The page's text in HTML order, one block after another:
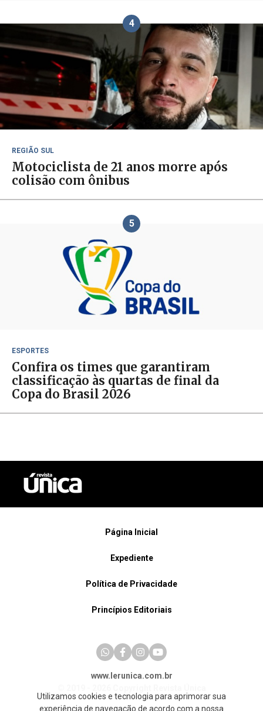
4
REGIÃO SUL
Motociclista de 21 anos morre após
colisão com ônibus
5
ESPORTES
Confira os times que garantiram
classificação às quartas de final da
Copa do Brasil 2026
Página Inicial
Expediente
Política de Privacidade
Princípios Editoriais
www.lerunica.com.br
Utilizamos cookies e tecnologia para aprimorar sua
experiência de navegação de acordo com a nossa